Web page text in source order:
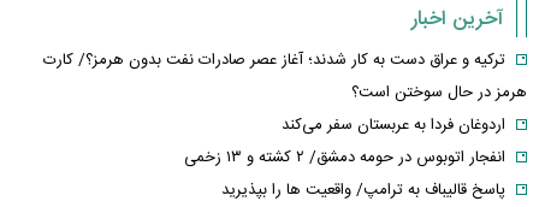
آخرین اخبار
ترکیه و عراق دست به کار شدند؛ آغاز عصر صادرات نفت بدون هرمز؟/ کارت
هرمز در حال سوختن است؟
اردوغان فردا به عربستان سفر می‌کند
انفجار اتوبوس در حومه دمشق/ ۲ کشته و ۱۳ زخمی
پاسخ قالیباف به ترامپ/ واقعیت ها را بپذیرید